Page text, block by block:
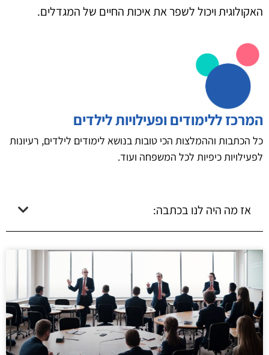
האקולוגית ויכול לשפר את איכות החיים של המגדלים.
המרכז ללימודים ופעילויות לילדים
כל הכתבות וההמלצות הכי טובות בנושא לימודים לילדים, רעיונות
לפעילויות כיפיות לכל המשפחה ועוד.
אז מה היה לנו בכתבה: